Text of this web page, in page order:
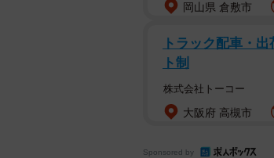
岡山県 倉敷市
トラック配車・
ト制
株式会社トーコー
大阪府 高槻市
Sponsored by